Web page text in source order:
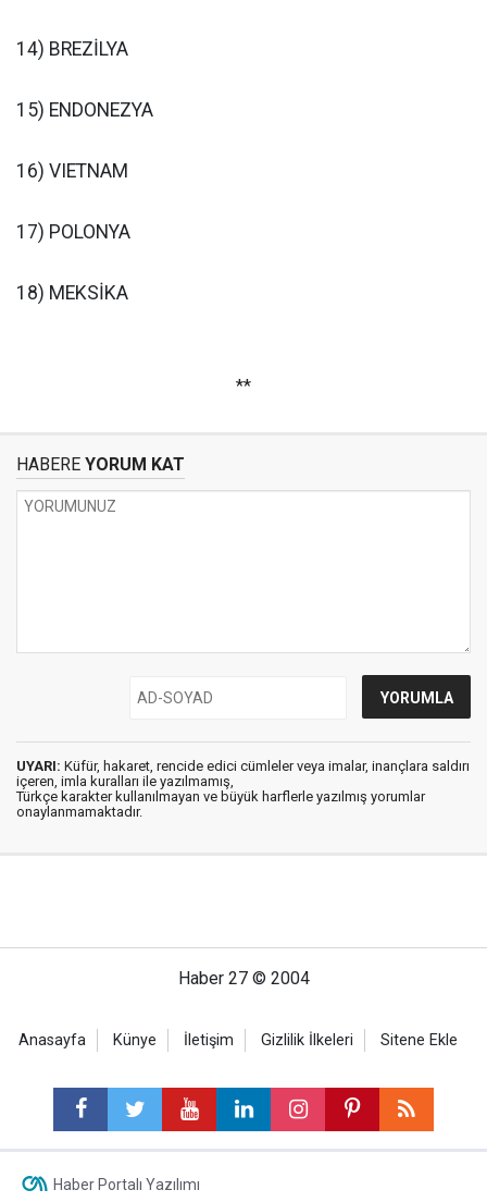
14) BREZİLYA
15) ENDONEZYA
16) VIETNAM
17) POLONYA
18) MEKSİKA
**
HABERE YORUM KAT
UYARI: Küfür, hakaret, rencide edici cümleler veya imalar, inançlara saldırı
içeren, imla kuralları ile yazılmamış,
Türkçe karakter kullanılmayan ve büyük harflerle yazılmış yorumlar
onaylanmamaktadır.
Haber 27 © 2004
Anasayfa Künye İletişim Gizlilik İlkeleri Sitene Ekle
Haber Portalı Yazılımı